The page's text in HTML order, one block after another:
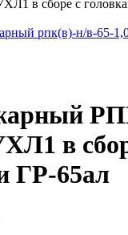
в сборе с
в
ГР-65ал